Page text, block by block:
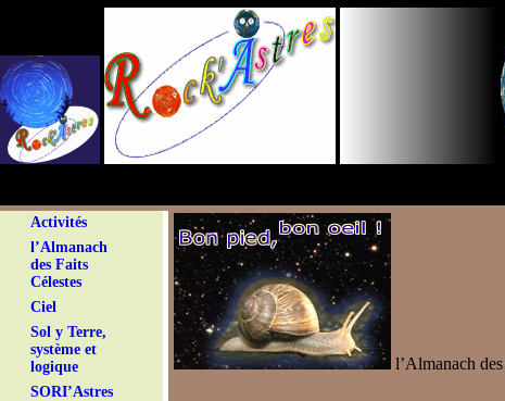
Activités
l’Almanach
des Faits
Célestes
Ciel
Sol y Terre,
système et
logique
SORI’Astres
l’Almanach
Panneau de gestion des cookies